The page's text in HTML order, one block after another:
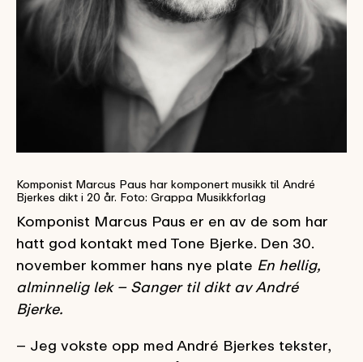
Komponist Marcus Paus har komponert musikk til André
Bjerkes dikt i 20 år. Foto: Grappa Musikkforlag
Komponist Marcus Paus er en av de som har
hatt god kontakt med Tone Bjerke. Den 30.
november kommer hans nye plate En hellig,
alminnelig lek – Sanger til dikt av André
Bjerke.
– Jeg vokste opp med André Bjerkes tekster,